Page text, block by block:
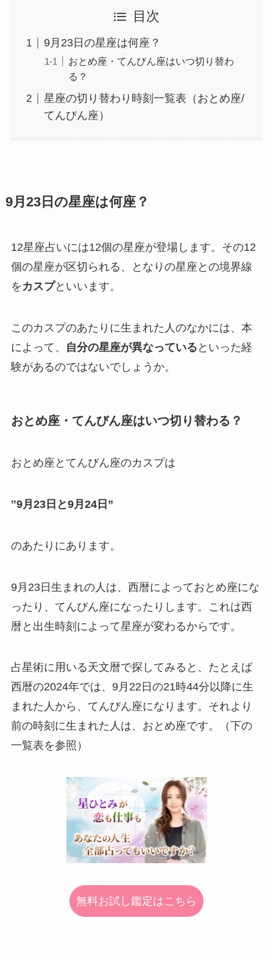
目次
9月23日の星座は何座？
おとめ座・てんびん座はいつ切り替わ
る？
星座の切り替わり時刻一覧表（おとめ座/
てんびん座）
9月23日の星座は何座？
12星座占いには12個の星座が登場します。その12
個の星座が区切られる、となりの星座との境界線
を カスプといいます。
このカスプのあたりに生まれた人のなかには、本
によって、
自分の星座が異なっている といった経
験があるのではないでしょうか。
おとめ座・てんびん座はいつ切り替わる？
おとめ座とてんびん座のカスプは
‟9月23日と9月24日”
のあたりにあります。
9月23日生まれの人は、西暦によっておとめ座にな
ったり、てんびん座になったりします。これは西
暦と出生時刻によって星座が変わるからです。
占星術に用いる天文暦で探してみると、たとえば
西暦の2024年では、9月22日の21時44分以降に生
まれた人から、てんびん座になります。それより
前の時刻に生まれた人は、おとめ座です。（下の
一覧表を参照）
無料お試し鑑定はこちら